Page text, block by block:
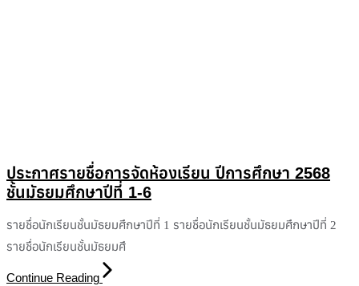
ประกาศรายชื่อการจัดห้องเรียน ปีการศึกษา 2568
ชั้นมัธยมศึกษาปีที่ 1-6
รายชื่อนักเรียนชั้นมัธยมศึกษาปีที่ 1 รายชื่อนักเรียนชั้นมัธยมศึกษาปีที่ 2
รายชื่อนักเรียนชั้นมัธยมศึ
Continue Reading